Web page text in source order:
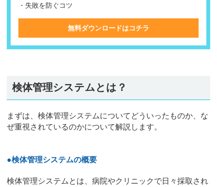
・失敗を防ぐコツ
無料ダウンロードはコチラ
検体管理システムとは？
まずは、検体管理システムについてどういったものか、な
ぜ重視されているのかについて解説します。
●検体管理システムの概要
検体管理システムとは、病院やクリニックで日々採取され